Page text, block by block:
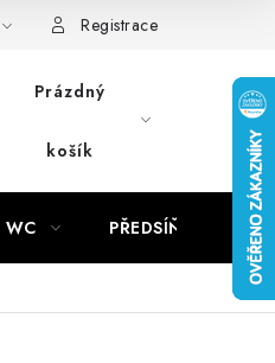
Registrace
Prázdný
košík
WC PŘEDSÍŇ